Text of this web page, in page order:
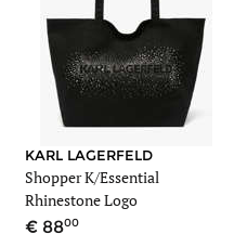
KARL LAGERFELD
Shopper K/Essential
Rhinestone Logo
8800